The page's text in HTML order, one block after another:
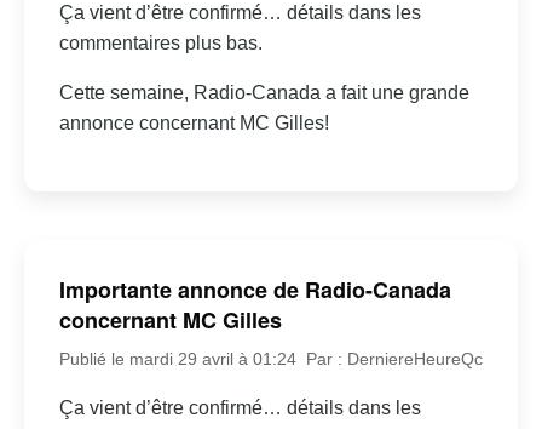
Ça vient d’être confirmé… détails dans les
commentaires plus bas.
Cette semaine, Radio-Canada a fait une grande
annonce concernant MC Gilles!
Importante annonce de Radio-Canada
concernant MC Gilles
Publié le mardi 29 avril à 01:24 Par : DerniereHeureQc
Ça vient d’être confirmé… détails dans les